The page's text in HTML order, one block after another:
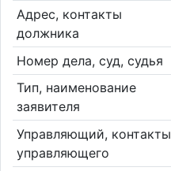
Адрес, контакты
должника
Номер дела, суд, судья
Тип, наименование
заявителя
Управляющий, контакты
управляющего